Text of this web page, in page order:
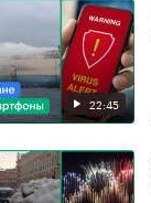
22:45